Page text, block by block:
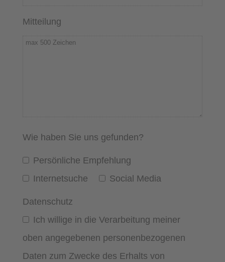
Mitteilung
Wie haben Sie uns gefunden?
Persönliche Empfehlung
Internetsuche
Social Media
Datenschutz
Ich willige in die Verarbeitung meiner
oben angegebenen personenbezogenen
Daten zum Zwecke des Erhalts von